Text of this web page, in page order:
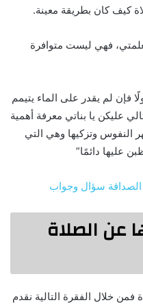
كيف كان بطريقة معينة.
فهي ليست متوافرة
فإن لم يقدر على الماء يتيمم
عليكن يا بناتي معرفة أهمية
النفوس وتزكيها وهي التي
عليها دائمًا”
سؤال وجواب
عن الصلاة
فمن خلال الفقرة التالية نقدم